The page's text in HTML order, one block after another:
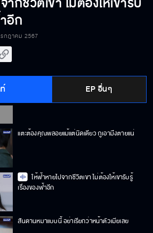
อีก
กฎาคม 2567
EP อื่นๆ
เลิกทำตัวโง่ ไร้เหตุผลเป็นพระเอกละคร แล้วกลับ
คุณอศิร ยังเต็มใจที่จะหมั้นกับ คุณชาลิสา อยู่หรือ
แตะต้องคุณพลอยแม้แต่นิดเดียว กูเอามึงตายแน่
ให้ฟ้าหายไปจากชีวิตเขา ไม่ต้องให้เขารับรู้
เรื่องของฟ้าอีก
สันดานหมาแบบนี้ อย่าเรียกว่าหน้าตัวเมียเลย